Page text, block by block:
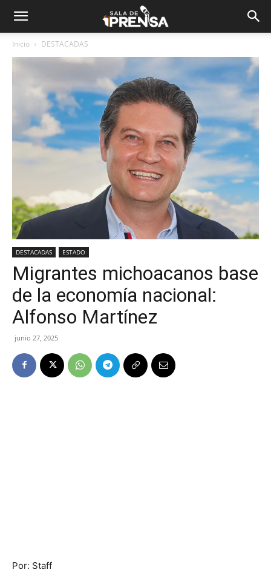
Inicio DESTACADAS
DESTACADAS ESTADO
Migrantes michoacanos base
de la economía nacional:
Alfonso Martínez
junio 27, 2025
Por: Staff